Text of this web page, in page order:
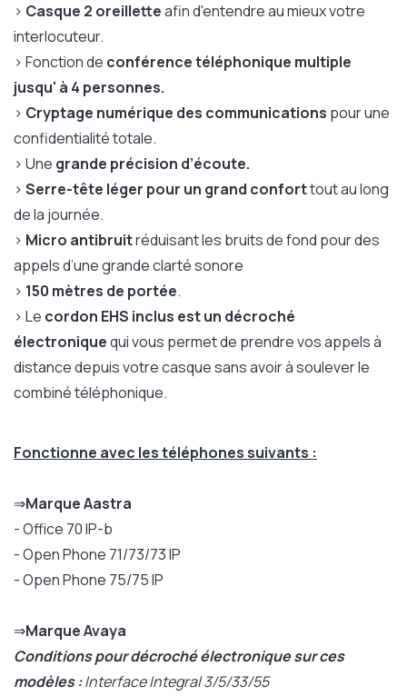
> Casque 2 oreilletteafin d'entendre au mieux votre
interlocuteur.
> Fonction de conférence téléphonique multiple
jusqu' à 4 personnes.
> Cryptage numérique des communications pour une
confidentialité totale.
> Une grande précision d’écoute.
> Serre-tête léger pour un grand conforttout au long
de la journée.
> Micro antibruitréduisant les bruits de fond pour des
appels d’une grande clarté sonore
> 150 mètres de portée.
> Le cordon EHS inclus est un décroché
électroniquequi vous permet de prendre vos appels à
distance depuis votre casque sans avoir à soulever le
combiné téléphonique.
Fonctionne avec les téléphones suivants :
⇒Marque Aastra
- Office 70 IP-b
- Open Phone 71/73/73 IP
- Open Phone 75/75 IP
⇒Marque Avaya
Conditions pour décroché électronique sur ces
modèles :Interface Integral 3/5/33/55